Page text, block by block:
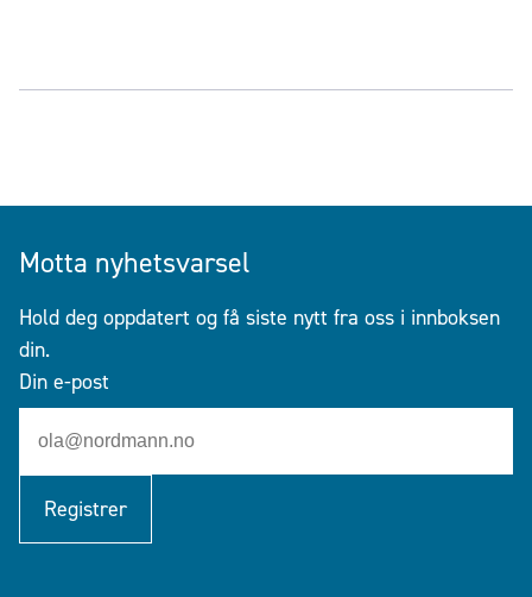
Motta nyhetsvarsel
Hold deg oppdatert og få siste nytt fra oss i innboksen
din.
Din e-post
Registrer